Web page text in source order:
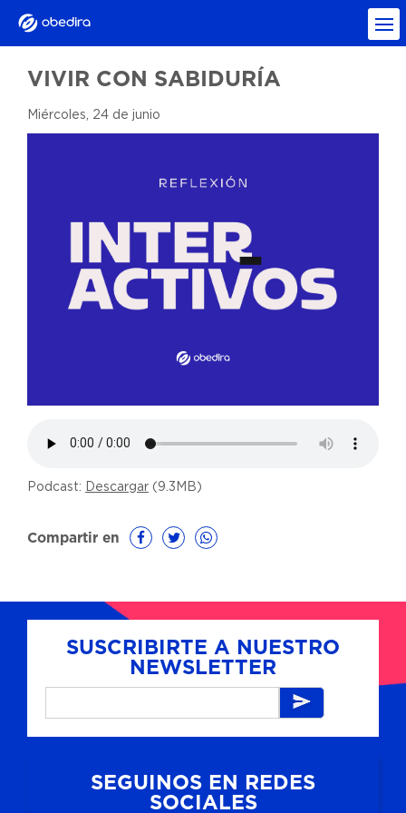
VIVIR CON SABIDURÍA
Miércoles, 24 de junio
Podcast: Descargar (9.3MB)
Compartir en
SUSCRIBIRTE A NUESTRO
NEWSLETTER
SEGUINOS EN REDES
SOCIALES